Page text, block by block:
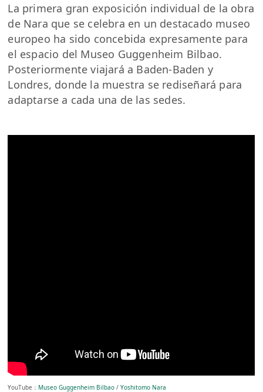
La primera gran exposición individual de la obra
de Nara que se celebra en un destacado museo
europeo ha sido concebida expresamente para
el espacio del Museo Guggenheim Bilbao.
Posteriormente viajará a Baden-Baden y
Londres, donde la muestra se rediseñará para
adaptarse a cada una de las sedes.
YouTube： Museo Guggenheim Bilbao /Yoshitomo Nara